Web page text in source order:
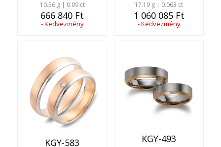
10.56 g | 0.09 ct
666 840 Ft
- Kedvezmény
17.19 g | 0.063 ct
1 060 085 Ft
- Kedvezmény
KGY-583 KGY-493